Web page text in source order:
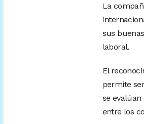
La
sus
laboral.
El
permite
se
entre los